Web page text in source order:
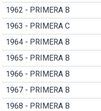
1962 - PRIMERA B
1963 - PRIMERA C
1964 - PRIMERA B
1965 - PRIMERA B
1966 - PRIMERA B
1967 - PRIMERA B
1968 - PRIMERA B